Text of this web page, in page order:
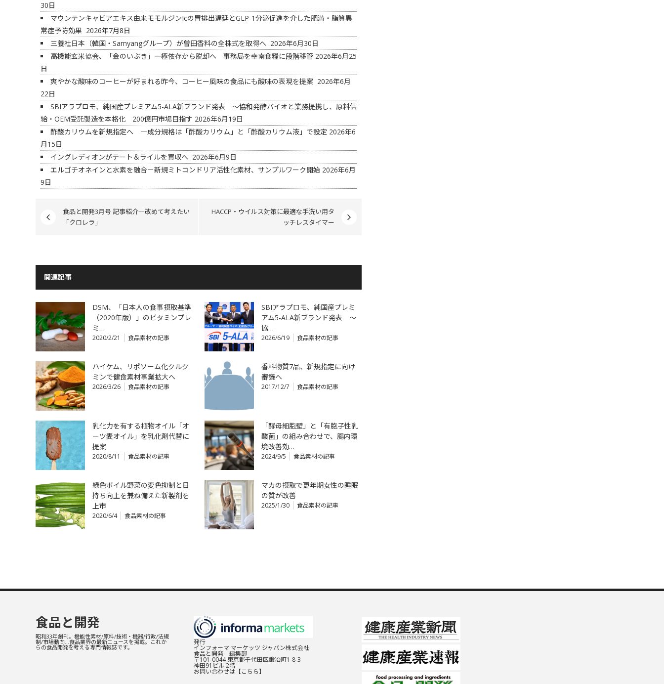
30日
マウンテンキャビアエキス由来モモルジンIcの胃排出遅延とGLP-1分泌促進を介した肥満・脂質異
常症予防効果 2026年7月8日
三養社日本（韓国・Samyangグループ）が曽田香料の全株式を取得へ 2026年6月30日
高機能玄米協会、「金のいぶき」一極依存から脱却へ 事務局を幸南食糧に段階移管 2026年6月25
日
爽やかな酸味のコーヒーが好まれる昨今、コーヒー風味の食品にも酸味の表現を提案 2026年6月
22日
SBIアラプロモ、純国産プレミアム5-ALA新ブランド発表 ～協和発酵バイオと業務提携し、原料供
給・OEM受託製造を本格化 200億円市場目指す 2026年6月19日
酢酸カリウムを新規指定へ ―成分規格は「酢酸カリウム」と「酢酸カリウム液」で設定 2026年6
月15日
イングレディオンがテート＆ライルを買収へ 2026年6月9日
エルゴチオネインと水素を融合－新規ミトコンドリア活性化素材、サンプルワーク開始 2026年6月
9日
食品と開発3月号 記事紹介―改めて考えたい
「クロレラ」
HACCP・ウイルス対策に最適な手洗い用タ
ッチレスタイマー
関連記事
DSM、「日本人の食事摂取基準
（2020年版）」のビタミンプレ
ミ…
2020/2/21 食品素材の記事
SBIアラプロモ、純国産プレミ
アム5-ALA新ブランド発表 ～
協…
2026/6/19 食品素材の記事
ハイケム、リポソーム化クルク
ミンで健食素材事業拡大へ
2026/3/26 食品素材の記事
香料物質7品、新規指定に向け
審議へ
2017/12/7 食品素材の記事
乳化力を有する植物オイル「オ
ーツ麦オイル」を乳化剤代替に
提案
2020/8/11 食品素材の記事
「酵母細胞壁」と「有胞子性乳
酸菌」の組み合わせで、腸内環
境改善効…
2024/9/5 食品素材の記事
緑色ボイル野菜の変色抑制と日
持ち向上を兼ね備えた新製剤を
上市
2020/6/4 食品素材の記事
マカの摂取で更年期女性の睡眠
の質が改善
2025/1/30 食品素材の記事
発行
インフォーマ マーケッツ ジャパン株式会社
食品と開発 編集部
〒101-0044 東京都千代田区鍛冶町1-8-3
神田91ビル 2階
お問い合わせは 【こちら】
食品と開発
昭和33年創刊。機能性素材/原料/技術・機器/行政/法規
制/市場動向…食品業界の最新ニュースを掲載。これか
らの食品開発を考える専門情報誌です。